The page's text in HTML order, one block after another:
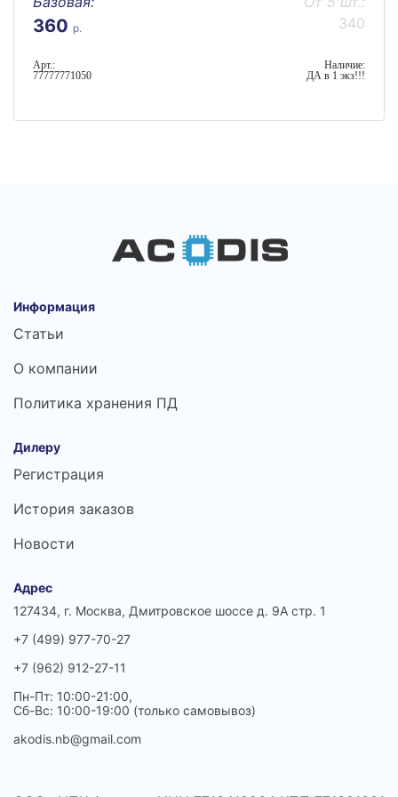
360 р.
340
Арт.:
77777771050
Наличие:
ДА в 1 экз!!!
Информация
Статьи
О компании
Политика хранения ПД
Дилеру
Регистрация
История заказов
Новости
Адрес
127434, г. Москва, Дмитровское шоссе д. 9А стр. 1
+7 (499) 977-70-27
+7 (962) 912-27-11
Пн-Пт: 10:00-21:00,
Сб-Вс: 10:00-19:00 (только самовывоз)
akodis.nb@gmail.com